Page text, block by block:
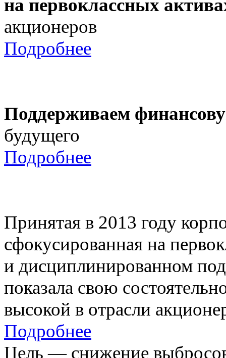
на первоклассных
акционеров
Подробнее
Поддерживаем
будущего
Подробнее
Принятая в 2013 году
сфокусированная на
и дисциплинированном
показала свою
высокой в отрасли
Подробнее
Цель — снижение